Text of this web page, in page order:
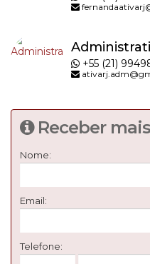
+55 (21)
Receber
Nome:
Email:
Telefone: